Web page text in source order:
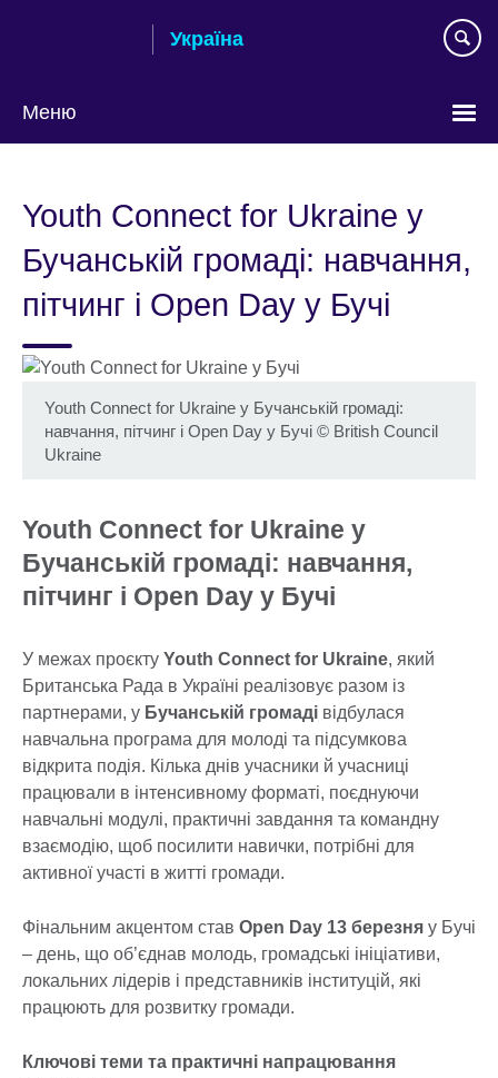
Україна
Меню
language
Youth Connect for Ukraine у
Бучанській громаді: навчання,
пітчинг і Open Day у Бучі
Youth Connect for Ukraine у Бучанській громаді:
навчання, пітчинг і Open Day у Бучі © British Council
Ukraine
Youth Connect for Ukraine у
Бучанській громаді: навчання,
пітчинг і Open Day у Бучі
У межах проєкту Youth Connect for Ukraine, який
Британська Рада в Україні реалізовує разом із
партнерами, у Бучанській громаді відбулася
навчальна програма для молоді та підсумкова
відкрита подія. Кілька днів учасники й учасниці
працювали в інтенсивному форматі, поєднуючи
навчальні модулі, практичні завдання та командну
взаємодію, щоб посилити навички, потрібні для
активної участі в житті громади.
Фінальним акцентом став Open Day 13 березня у Бучі
– день, що об’єднав молодь, громадські ініціативи,
локальних лідерів і представників інституцій, які
працюють для розвитку громади.
Ключові теми та практичні напрацювання